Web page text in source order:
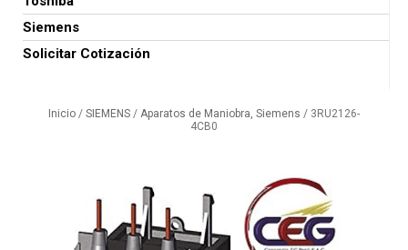
Siemens
Solicitar Cotización
Inicio / SIEMENS / Aparatos de Maniobra, Siemens / 3RU2126-
4CB0